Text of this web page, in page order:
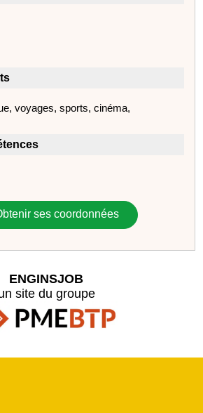
voyages, sports, cinéma,
ses coordonnées
ENGINSJOB
site du groupe